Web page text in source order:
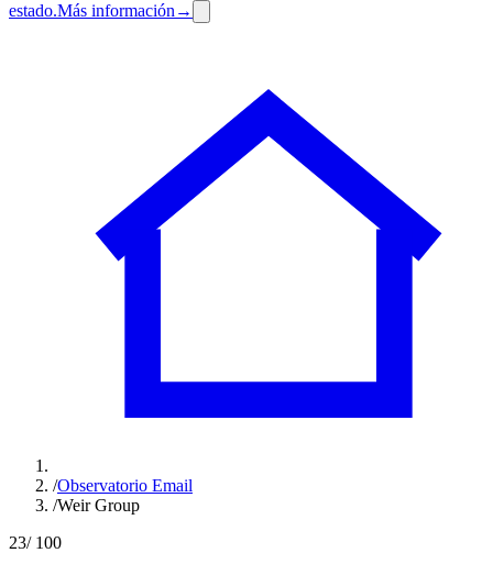
estado.Más información →
/Observatorio Email
/Weir Group
23/ 100